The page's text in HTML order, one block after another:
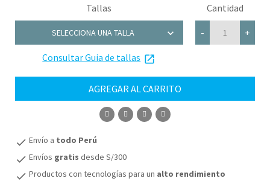
Tallas
SELECCIONA UNA TALLA chevron_right
2T
22
6
Consultar Guia de tallas launch
Cantidad
- +
AGREGAR AL CARRITO
COMPRAR
check Envío a todo Perú
check Envíos gratis desde S/300
check Productos con tecnologías para un alto rendimiento